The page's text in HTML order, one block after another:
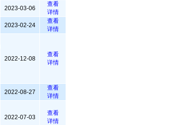
2023-03-06
查看
详情
2023-02-24
查看
详情
2022-12-08
查看
详情
2022-08-27
查看
详情
2022-07-03
查看
详情